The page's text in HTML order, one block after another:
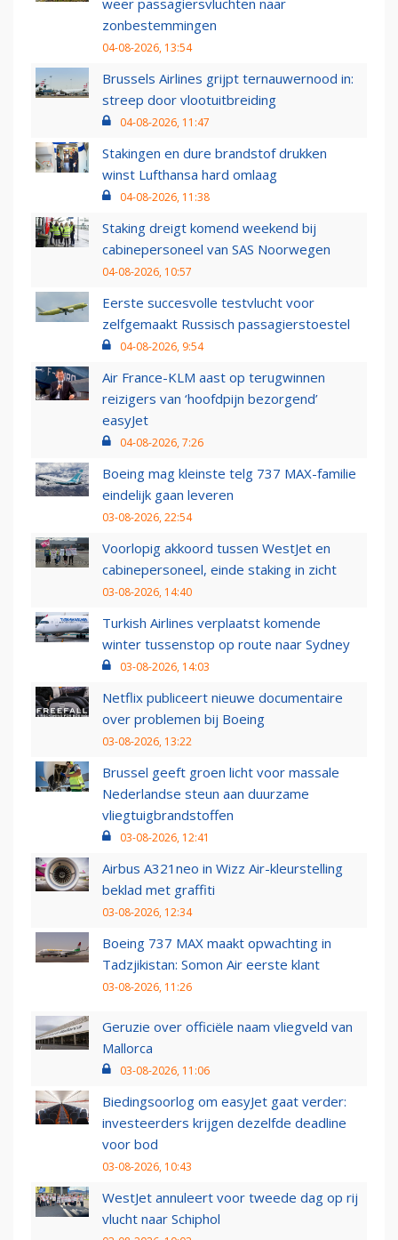
weer passagiersvluchten naar
zonbestemmingen
04-08-2026, 13:54
Brussels Airlines grijpt ternauwernood in:
streep door vlootuitbreiding
04-08-2026, 11:47
Stakingen en dure brandstof drukken
winst Lufthansa hard omlaag
04-08-2026, 11:38
Staking dreigt komend weekend bij
cabinepersoneel van SAS Noorwegen
04-08-2026, 10:57
Eerste succesvolle testvlucht voor
zelfgemaakt Russisch passagierstoestel
04-08-2026, 9:54
Air France-KLM aast op terugwinnen
reizigers van ‘hoofdpijn bezorgend’
easyJet
04-08-2026, 7:26
Boeing mag kleinste telg 737 MAX-familie
eindelijk gaan leveren
03-08-2026, 22:54
Voorlopig akkoord tussen WestJet en
cabinepersoneel, einde staking in zicht
03-08-2026, 14:40
Turkish Airlines verplaatst komende
winter tussenstop op route naar Sydney
03-08-2026, 14:03
Netflix publiceert nieuwe documentaire
over problemen bij Boeing
03-08-2026, 13:22
Brussel geeft groen licht voor massale
Nederlandse steun aan duurzame
vliegtuigbrandstoffen
03-08-2026, 12:41
Airbus A321neo in Wizz Air-kleurstelling
beklad met graffiti
03-08-2026, 12:34
Boeing 737 MAX maakt opwachting in
Tadzjikistan: Somon Air eerste klant
03-08-2026, 11:26
Geruzie over officiële naam vliegveld van
Mallorca
03-08-2026, 11:06
Biedingsoorlog om easyJet gaat verder:
investeerders krijgen dezelfde deadline
voor bod
03-08-2026, 10:43
WestJet annuleert voor tweede dag op rij
vlucht naar Schiphol